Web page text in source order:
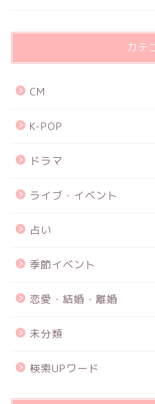
カテ
CM
K-POP
ドラマ
ライブ・イベント
占い
季節イベント
恋愛・結婚・離婚
未分類
検索UPワード